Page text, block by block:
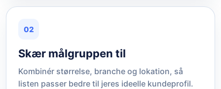
02
Skær målgruppen til
Kombinér størrelse, branche og lokation, så
listen passer bedre til jeres ideelle kundeprofil.